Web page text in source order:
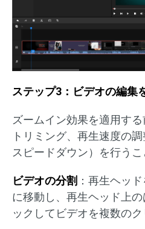
ステップ3：ビデオの編集
ズームイン効果を適用する
トリミング、再生速度の調
スピードダウン）を行うこ
ビデオの分割 ：再生ヘッ
に移動し、再生ヘッド上
ックしてビデオを複数のク